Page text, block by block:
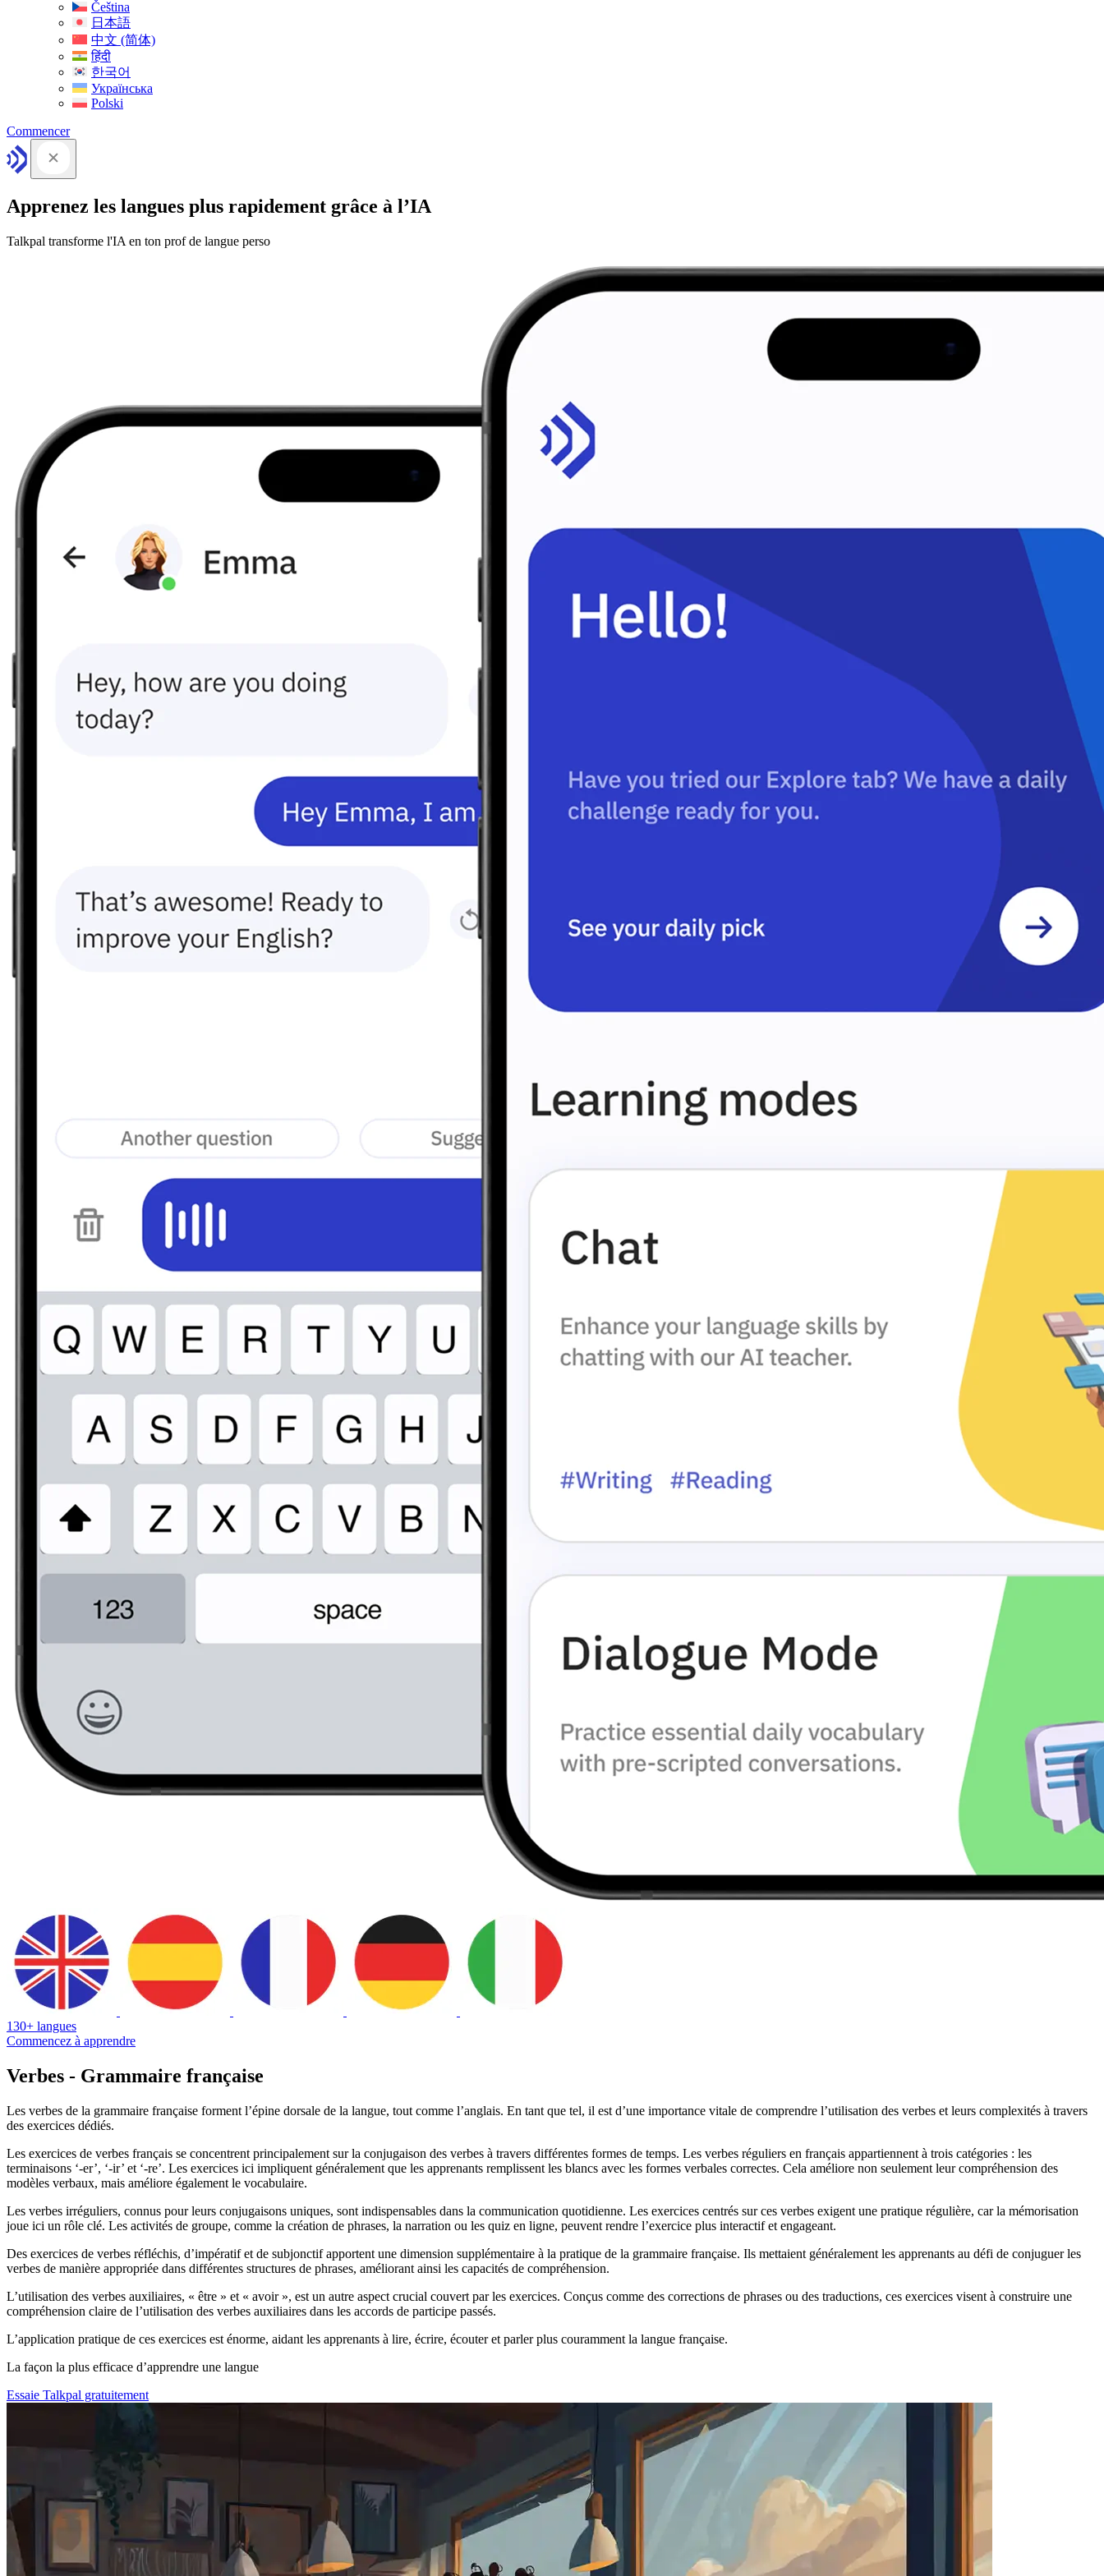
Čeština
日本語
中文 (简体)
हिंदी
한국어
Українська
Polski
Commencer
Apprenez les langues plus rapidement grâce à l’IA
Talkpal transforme l'IA en ton prof de langue perso
130+ langues
Commencez à apprendre
Verbes - Grammaire française
Les verbes de la grammaire française forment l’épine dorsale de la langue, tout comme l’anglais. En tant que tel, il est d’une importance vitale de comprendre l’utilisation des verbes et leurs complexités à travers
des exercices dédiés.
Les exercices de verbes français se concentrent principalement sur la conjugaison des verbes à travers différentes formes de temps. Les verbes réguliers en français appartiennent à trois catégories : les
terminaisons ‘-er’, ‘-ir’ et ‘-re’. Les exercices ici impliquent généralement que les apprenants remplissent les blancs avec les formes verbales correctes. Cela améliore non seulement leur compréhension des
modèles verbaux, mais améliore également le vocabulaire.
Les verbes irréguliers, connus pour leurs conjugaisons uniques, sont indispensables dans la communication quotidienne. Les exercices centrés sur ces verbes exigent une pratique régulière, car la mémorisation
joue ici un rôle clé. Les activités de groupe, comme la création de phrases, la narration ou les quiz en ligne, peuvent rendre l’exercice plus interactif et engageant.
Des exercices de verbes réfléchis, d’impératif et de subjonctif apportent une dimension supplémentaire à la pratique de la grammaire française. Ils mettaient généralement les apprenants au défi de conjuguer les
verbes de manière appropriée dans différentes structures de phrases, améliorant ainsi les capacités de compréhension.
L’utilisation des verbes auxiliaires, « être » et « avoir », est un autre aspect crucial couvert par les exercices. Conçus comme des corrections de phrases ou des traductions, ces exercices visent à construire une
compréhension claire de l’utilisation des verbes auxiliaires dans les accords de participe passés.
L’application pratique de ces exercices est énorme, aidant les apprenants à lire, écrire, écouter et parler plus couramment la langue française.
La façon la plus efficace d’apprendre une langue
Essaie Talkpal gratuitement